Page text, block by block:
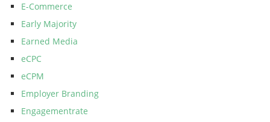
E-Commerce
Early Majority
Earned Media
eCPC
eCPM
Employer Branding
Engagementrate